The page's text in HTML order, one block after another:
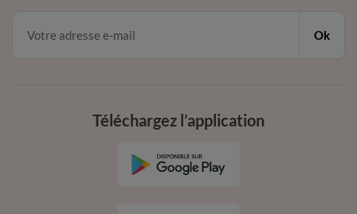
Ok
Téléchargez l’application